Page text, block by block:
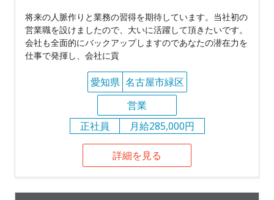
将来の人脈作りと業務の習得を期待しています。当社初の
営業職を設けましたので、大いに活躍して頂きたいです。
会社も全面的にバックアップしますのであなたの潜在力を
仕事で発揮し、会社に貢
愛知県 名古屋市緑区
営業
正社員
月給285,000円
詳細を見る